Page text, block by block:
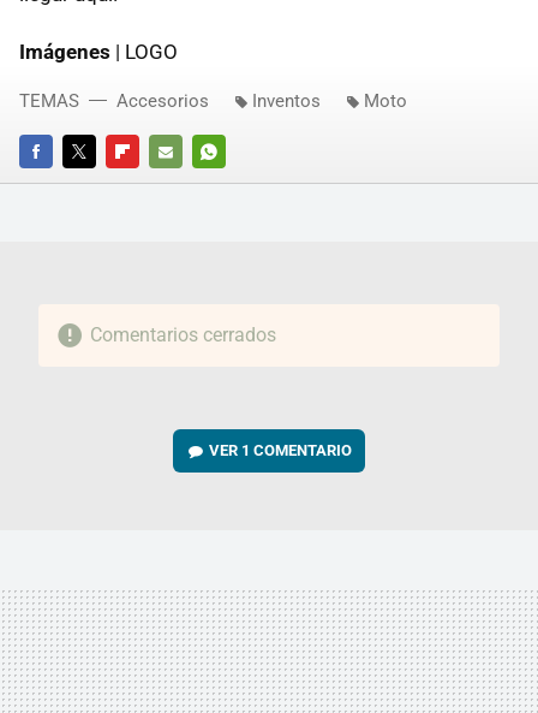
Imágenes | LOGO
FACEBOOKTWITTERFLIPBOARD
E-
WHATSAPP
TEMAS Accesorios Inventos Moto
Comentarios cerrados
VER 1 COMENTARIO